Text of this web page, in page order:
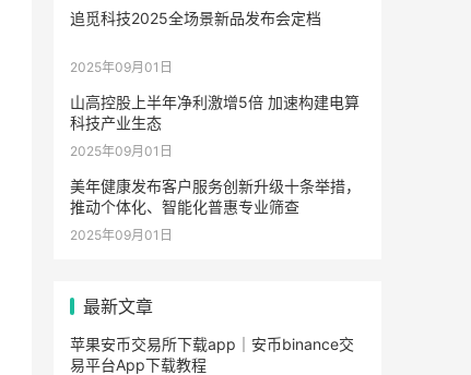
追觅科技2025全场景新品发布会定档
2025年09月01日
山高控股上半年净利激增5倍 加速构建电算
科技产业生态
2025年09月01日
美年健康发布客户服务创新升级十条举措，
推动个体化、智能化普惠专业筛查
2025年09月01日
最新文章
苹果安币交易所下载app｜安币binance交
易平台App下载教程